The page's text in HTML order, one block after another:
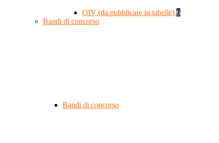
OIV (da pubblicare in tabelle) 6
Bandi di concorso
Bandi di concorso